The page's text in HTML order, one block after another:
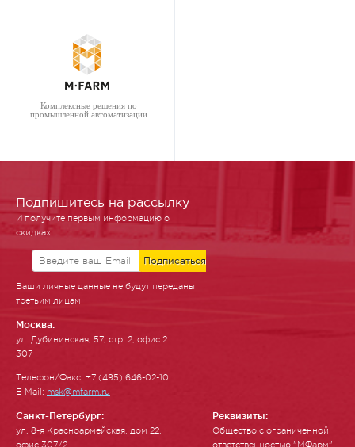
Комплексные решения по
промышленной автоматизации
Подпишитесь на рассылку
И получите первым информацию о
скидках
Ваши личные данные не будут переданы
третьим лицам
Москва:
ул. Ду­бинин­ская, 57, стр. 2, офис 2 .
307
Телефон/Факс: +7 (495) 646-02-10
E-Mail: msk@mfarm.ru
Санкт-Петербург:
ул. 8-я Красноармейская, дом 22,
Реквизиты:
Общество с ограниченной